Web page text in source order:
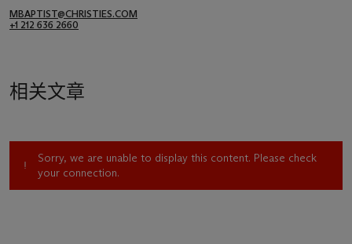
MBAPTIST@CHRISTIES.COM
+1 212 636 2660
相关文章
Sorry, we are unable to display this content. Please check
your connection.